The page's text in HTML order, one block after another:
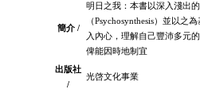
簡介 /
明日之我：本書以深入淺出
（Psychosynthesis）並以之
入內心，理解自己豐沛多元
俾能因時地制宜
出版社
/
光啓文化事業